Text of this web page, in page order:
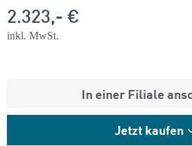
2.323,- €
inkl. MwSt.
In einer Filiale
Jetzt kaufen